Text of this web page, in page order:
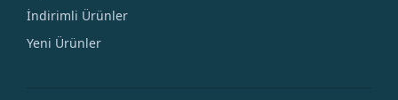
İndirimli Ürünler
Yeni Ürünler